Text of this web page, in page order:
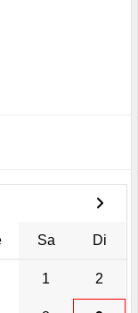
Sa Di
1 2